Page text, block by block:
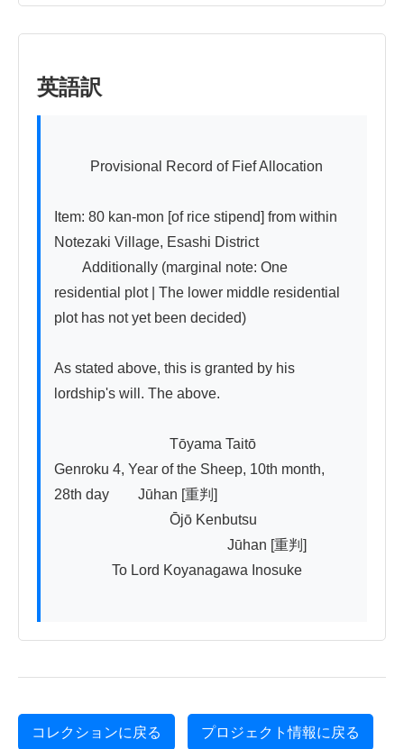
英語訳
Item: 80 kan-mon [of rice stipend] from within
Notezaki Village, Esashi District
Additionally (marginal note: One
residential plot | The lower middle residential
plot has not yet been decided)
As stated above, this is granted by his
lordship's will. The above.
Tōyama Taitō
Genroku 4, Year of the Sheep, 10th month,
28th day　　Jūhan [重判]
Ōjō Kenbutsu
Jūhan [重判]
To Lord Koyanagawa Inosuke
コレクションに戻る プロジェクト情報に戻る